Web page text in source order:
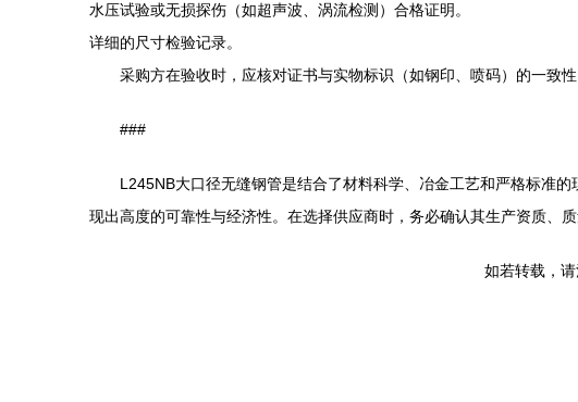
水压试验或无损探伤（如超声波、涡流检测）合格证明。
详细的尺寸检验记录。
采购方在验收时，应核对证书与实物标识（如钢印、喷码）的一致
###
L245NB大口径无缝钢管是结合了材料科学、冶金工艺和严格标准
现出高度的可靠性与经济性。在选择供应商时，务必确认其生产资质、
如若转载，